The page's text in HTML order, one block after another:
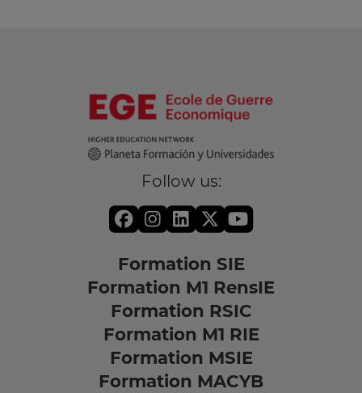
Follow us:
Formation SIE
Formation M1 RensIE
Formation RSIC
Formation M1 RIE
Formation MSIE
Formation MACYB